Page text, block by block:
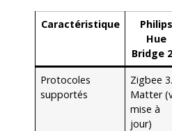
Caractéristique
Philips
Hue
Bridge
Protocoles
supportés
Zigbee
Matter
mise à
jour)